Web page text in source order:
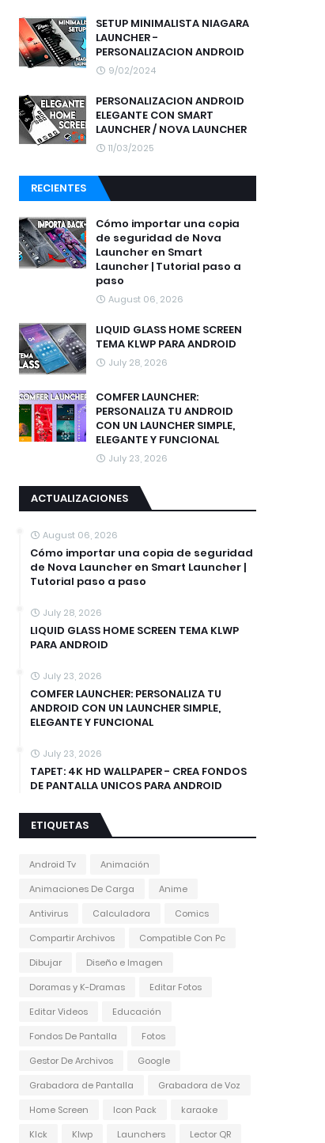
SETUP MINIMALISTA NIAGARA
LAUNCHER -
PERSONALIZACION ANDROID
9/02/2024
PERSONALIZACION ANDROID
ELEGANTE CON SMART
LAUNCHER / NOVA LAUNCHER
11/03/2025
RECIENTES
Cómo importar una copia
de seguridad de Nova
Launcher en Smart
Launcher | Tutorial paso a
paso
August 06, 2026
LIQUID GLASS HOME SCREEN
TEMA KLWP PARA ANDROID
July 28, 2026
COMFER LAUNCHER:
PERSONALIZA TU ANDROID
CON UN LAUNCHER SIMPLE,
ELEGANTE Y FUNCIONAL
July 23, 2026
ACTUALIZACIONES
August 06, 2026
Cómo importar una copia de seguridad
de Nova Launcher en Smart Launcher |
Tutorial paso a paso
July 28, 2026
LIQUID GLASS HOME SCREEN TEMA KLWP
PARA ANDROID
July 23, 2026
COMFER LAUNCHER: PERSONALIZA TU
ANDROID CON UN LAUNCHER SIMPLE,
ELEGANTE Y FUNCIONAL
July 23, 2026
TAPET: 4K HD WALLPAPER - CREA FONDOS
DE PANTALLA UNICOS PARA ANDROID
ETIQUETAS
Android Tv
Animación
Animaciones De Carga
Anime
Antivirus
Calculadora
Comics
Compartir Archivos
Compatible Con Pc
Dibujar
Diseño e Imagen
Doramas y K-Dramas
Editar Fotos
Editar Videos
Educación
Fondos De Pantalla
Fotos
Gestor De Archivos
Google
Grabadora de Pantalla
Grabadora de Voz
Home Screen
Icon Pack
karaoke
Klck
Klwp Launchers Lector QR